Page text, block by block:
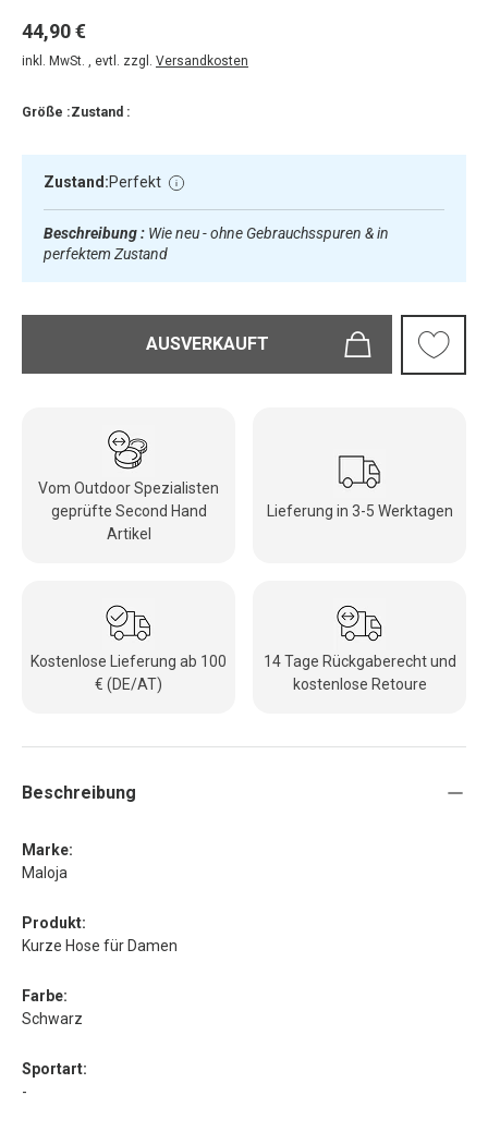
44,90 €
inkl. MwSt. , evtl. zzgl. Versandkosten
Größe :Zustand :
Zustand:Perfekt
Beschreibung : Wie neu - ohne Gebrauchsspuren & in
perfektem Zustand
AUSVERKAUFT
Vom Outdoor Spezialisten
geprüfte Second Hand
Artikel
Lieferung in 3-5 Werktagen
Kostenlose Lieferung ab 100
€ (DE/AT)
14 Tage Rückgaberecht und
kostenlose Retoure
Beschreibung
Marke:
Maloja
Produkt:
Kurze Hose für Damen
Farbe:
Schwarz
Sportart:
-